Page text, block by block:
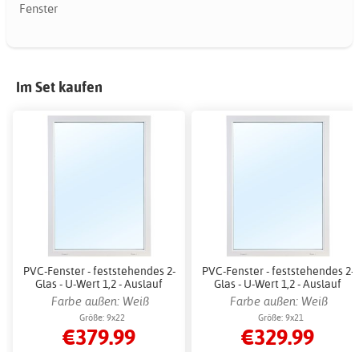
Fenster
Im Set kaufen
PVC-Fenster - feststehendes 2-
Glas - U-Wert 1,2 - Auslauf
Farbe außen: Weiß
Größe: 9x22
€379.99
PVC-Fenster - feststehendes 2-
Glas - U-Wert 1,2 - Auslauf
Farbe außen: Weiß
Größe: 9x21
€329.99